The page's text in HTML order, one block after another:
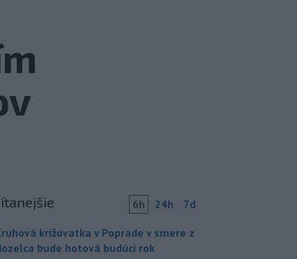
6h 24h 7d
križovatka v Poprade v smere z
bude hotová budúci rok